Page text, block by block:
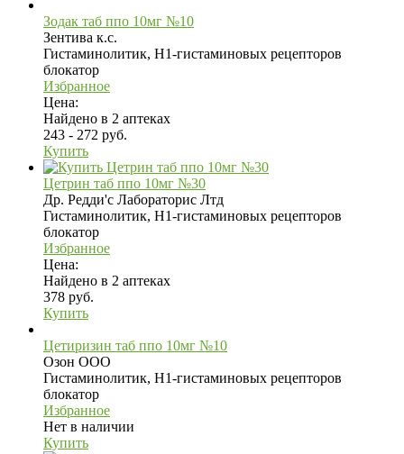
Зодак таб ппо 10мг №10
Зентива к.с.
Гистаминолитик, H1-гистаминовых рецепторов
блокатор
Избранное
Цена:
Найдено в 2 аптеках
243 - 272 руб.
Купить
Цетрин таб ппо 10мг №30
Др. Редди'с Лабораторис Лтд
Гистаминолитик, H1-гистаминовых рецепторов
блокатор
Избранное
Цена:
Найдено в 2 аптеках
378 руб.
Купить
Цетиризин таб ппо 10мг №10
Озон ООО
Гистаминолитик, H1-гистаминовых рецепторов
блокатор
Избранное
Нет в наличии
Купить